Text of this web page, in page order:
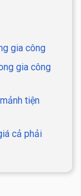
gia công
gia công
tiện
cả phải